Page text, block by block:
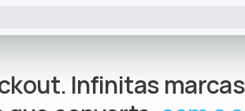
Infinitas